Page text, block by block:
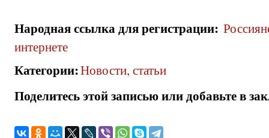
Народная ссылка для регистрации:
интернете
Категории:Новости, статьи
Поделитесь этой записью или добавьте в